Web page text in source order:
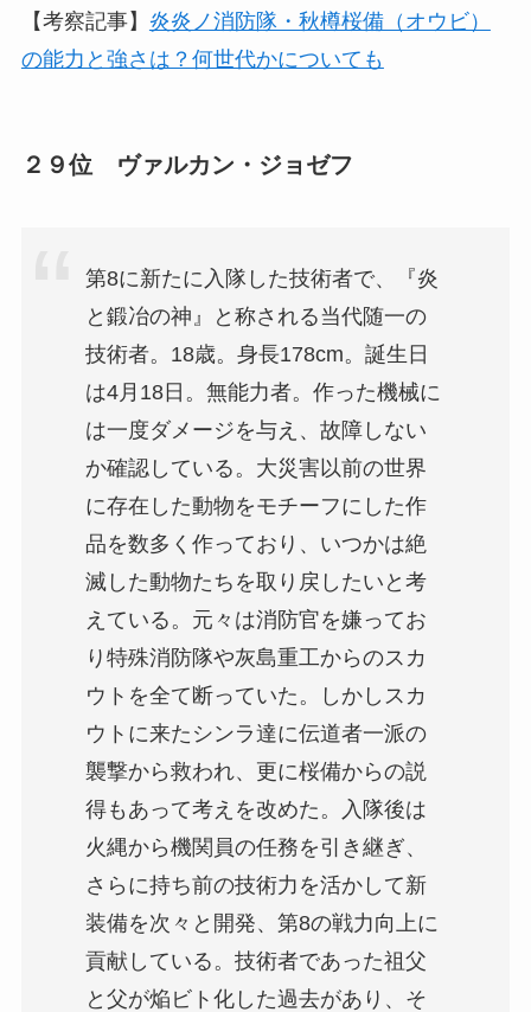
【考察記事】 炎炎ノ消防隊・秋樽桜備（オウビ）
の能力と強さは？何世代かについても
２９位 ヴァルカン・ジョゼフ
第8に新たに入隊した技術者で、『炎
と鍛冶の神』と称される当代随一の
技術者。18歳。身長178cm。誕生日
は4月18日。無能力者。作った機械に
は一度ダメージを与え、故障しない
か確認している。大災害以前の世界
に存在した動物をモチーフにした作
品を数多く作っており、いつかは絶
滅した動物たちを取り戻したいと考
えている。元々は消防官を嫌ってお
り特殊消防隊や灰島重工からのスカ
ウトを全て断っていた。しかしスカ
ウトに来たシンラ達に伝道者一派の
襲撃から救われ、更に桜備からの説
得もあって考えを改めた。入隊後は
火縄から機関員の任務を引き継ぎ、
さらに持ち前の技術力を活かして新
装備を次々と開発、第8の戦力向上に
貢献している。技術者であった祖父
と父が焔ビト化した過去があり、そ